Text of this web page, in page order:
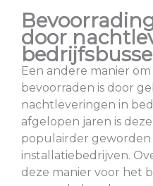
door
Een andere manier
bevoorraden is door
nachtleveringen in
afgelopen jaren is
populairder geworden
installatiebedrijven.
deze manier voor het